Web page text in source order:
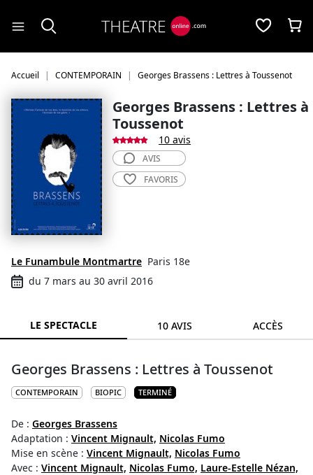
Accueil CONTEMPORAIN Georges Brassens : Lettres à Toussenot
Georges Brassens : Lettres à
Toussenot
10 avis
Le Funambule Montmartre Paris 18e
du 7 mars au 30 avril 2016
AVIS
FAVORIS
LE SPECTACLE 10 AVIS ACCÈS
Georges Brassens : Lettres à Toussenot
CONTEMPORAIN BIOPIC TERMINÉ
De : Georges Brassens
Adaptation : Vincent Mignault, Nicolas Fumo
Mise en scène : Vincent Mignault, Nicolas Fumo
Avec : Vincent Mignault, Nicolas Fumo, Laure-Estelle Nézan,